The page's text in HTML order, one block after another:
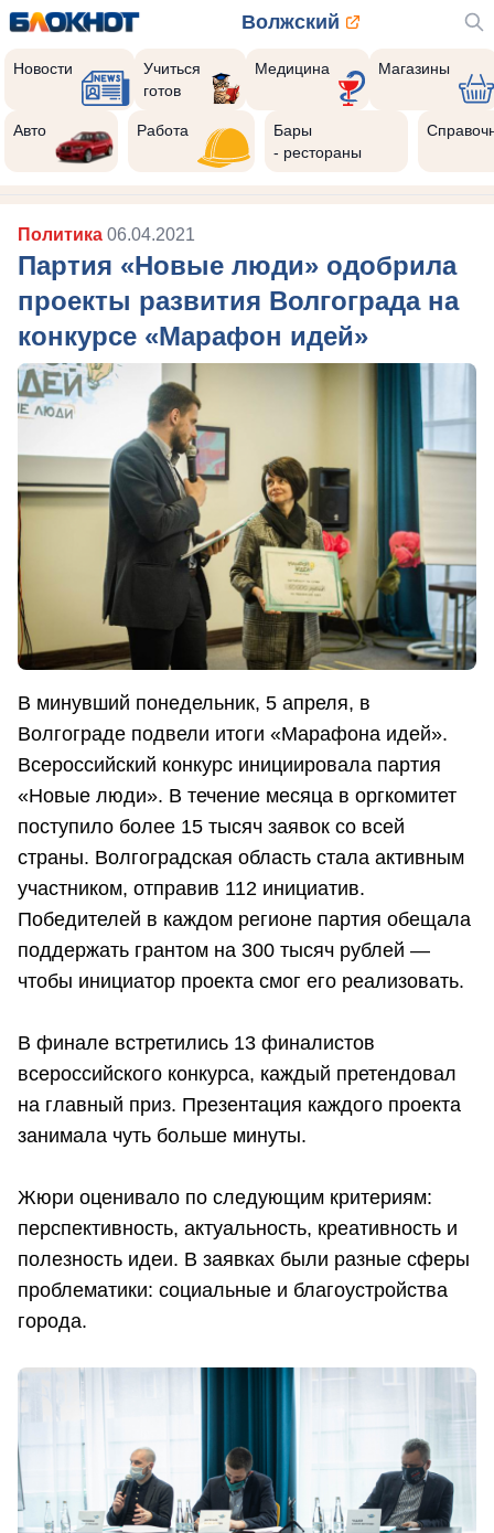
Волжский
Новости
Учиться
готов
Медицина Магазины
Авто Работа
Бары
- рестораны
Политика 06.04.2021
Партия «Новые люди» одобрила
проекты развития Волгограда на
конкурсе «Марафон идей»
В минувший понедельник, 5 апреля, в
Волгограде подвели итоги «Марафона идей».
Всероссийский конкурс инициировала партия
«Новые люди». В течение месяца в оргкомитет
поступило более 15 тысяч заявок со всей
страны. Волгоградская область стала активным
участником, отправив 112 инициатив.
Победителей в каждом регионе партия обещала
поддержать грантом на 300 тысяч рублей —
чтобы инициатор проекта смог его реализовать.
В финале встретились 13 финалистов
всероссийского конкурса, каждый претендовал
на главный приз. Презентация каждого проекта
занимала чуть больше минуты.
Жюри оценивало по следующим критериям:
перспективность, актуальность, креативность и
полезность идеи. В заявках были разные сферы
проблематики: социальные и благоустройства
города.